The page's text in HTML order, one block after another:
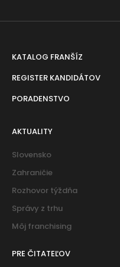
KATALOG FRANŠÍZ
REGISTER KANDIDÁTOV
PORADENSTVO
AKTUALITY
Slovensko
Zahraničie
Rozhovor týždňa
Správy z trhu
Môj franchising
PRE ČITATEĽOV